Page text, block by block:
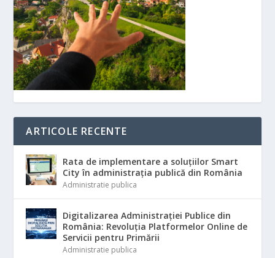
ARTICOLE RECENTE
Rata de implementare a soluțiilor Smart
City în administrația publică din România
Administratie publica
Digitalizarea Administrației Publice din
România: Revoluția Platformelor Online de
Servicii pentru Primării
Administratie publica